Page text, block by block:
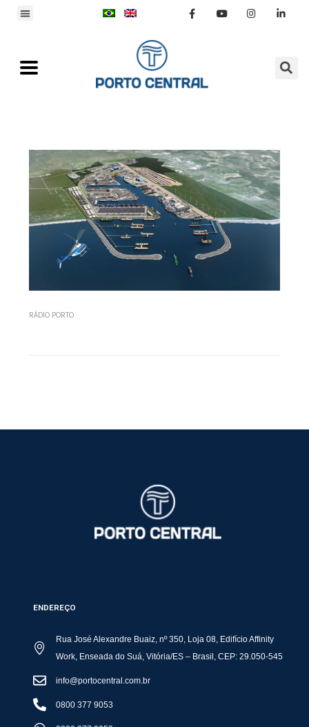
RÁDIO PORTO
ENDEREÇO
Rua José Alexandre Buaiz, nº 350, Loja 08, Edifício Affinity
Work, Enseada do Suá, Vitória/ES – Brasil, CEP: 29.050-545
info@portocentral.com.br
0800 377 9053